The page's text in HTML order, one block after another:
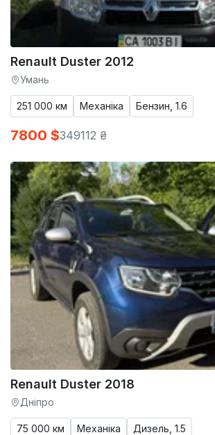
Renault Duster 2012
Умань
251 000 км Механіка Бензин, 1.6
7800 $349112 ₴
Renault Duster 2018
Дніпро
75 000 км Механіка Дизель, 1.5